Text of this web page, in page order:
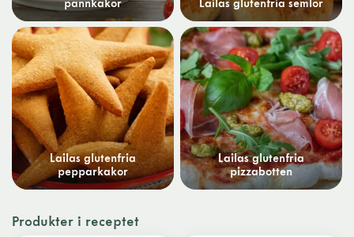
Lailas glutenfria
pepparkakor
Lailas glutenfria
pizzabotten
Produkter i receptet